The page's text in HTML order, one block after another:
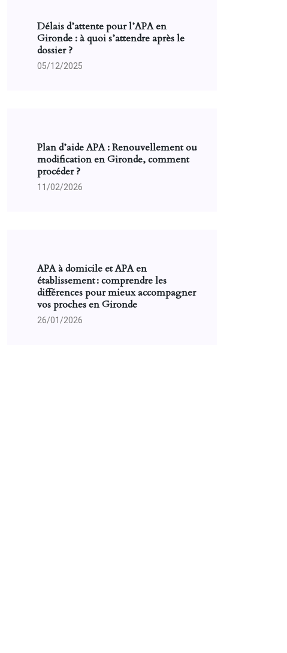
Délais d’attente pour l’APA en
Gironde : à quoi s’attendre après le
dossier ?
05/12/2025
Plan d’aide APA : Renouvellement ou
modification en Gironde, comment
procéder ?
11/02/2026
APA à domicile et APA en
établissement : comprendre les
différences pour mieux accompagner
vos proches en Gironde
26/01/2026